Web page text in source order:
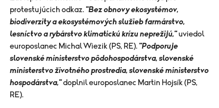
protestujúcich odkaz. "Bez obnovy ekosystémov,
biodiverzity a ekosystémových služieb farmárstvo,
lesníctvo a rybárstvo klimatickú krízu neprežijú," uviedol
europoslanec Michal Wiezik (PS, RE). "Podporuje
slovenské ministerstvo pôdohospodárstva, slovenské
ministerstvo životného prostredia, slovenské ministerstvo
hospodárstva,"doplnil europoslanec Martin Hojsík (PS,
RE).